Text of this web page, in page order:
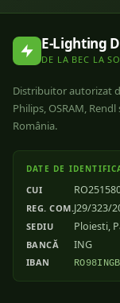
E-Lighting
DE LA BEC LA
Distribuitor autorizat
Philips, OSRAM,
România.
DATE DE
CUI
REG. COM.J29/323/
SEDIU Ploiesti,
BANCĂ ING
IBAN